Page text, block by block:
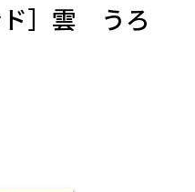
ド］雲 うろ